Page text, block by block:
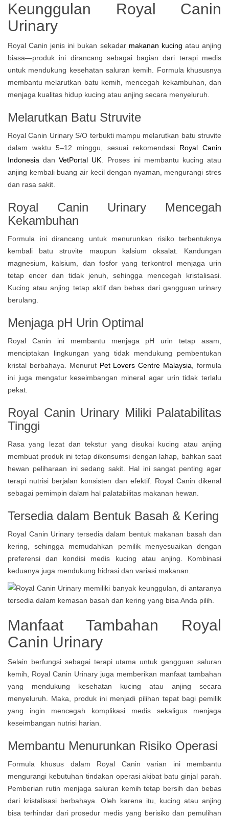
Keunggulan Royal Canin
Urinary
Royal Canin jenis ini bukan sekadar makanan kucing atau anjing
biasa—produk ini dirancang sebagai bagian dari terapi medis
untuk mendukung kesehatan saluran kemih. Formula khususnya
membantu melarutkan batu kemih, mencegah kekambuhan, dan
menjaga kualitas hidup kucing atau anjing secara menyeluruh.
Melarutkan Batu Struvite
Royal Canin Urinary S/O terbukti mampu melarutkan batu struvite
dalam waktu 5–12 minggu, sesuai rekomendasi
Royal Canin
Indonesia dan VetPortal UK . Proses ini membantu kucing atau
anjing kembali buang air kecil dengan nyaman, mengurangi stres
dan rasa sakit.
Royal Canin Urinary Mencegah
Kekambuhan
Formula ini dirancang untuk menurunkan risiko terbentuknya
kembali batu struvite maupun kalsium oksalat. Kandungan
magnesium, kalsium, dan fosfor yang terkontrol menjaga urin
tetap encer dan tidak jenuh, sehingga mencegah kristalisasi.
Kucing atau anjing tetap aktif dan bebas dari gangguan urinary
berulang.
Menjaga pH Urin Optimal
Royal Canin ini membantu menjaga pH urin tetap asam,
menciptakan lingkungan yang tidak mendukung pembentukan
kristal berbahaya. Menurut Pet Lovers Centre Malaysia , formula
ini juga mengatur keseimbangan mineral agar urin tidak terlalu
pekat.
Royal Canin Urinary Miliki Palatabilitas
Tinggi
Rasa yang lezat dan tekstur yang disukai kucing atau anjing
membuat produk ini tetap dikonsumsi dengan lahap, bahkan saat
hewan peliharaan ini sedang sakit. Hal ini sangat penting agar
terapi nutrisi berjalan konsisten dan efektif. Royal Canin dikenal
sebagai pemimpin dalam hal palatabilitas makanan hewan.
Tersedia dalam Bentuk Basah & Kering
Royal Canin Urinary tersedia dalam bentuk makanan basah dan
kering, sehingga memudahkan pemilik menyesuaikan dengan
preferensi dan kondisi medis kucing atau anjing. Kombinasi
keduanya juga mendukung hidrasi dan variasi makanan.
Manfaat Tambahan Royal
Canin Urinary
Selain berfungsi sebagai terapi utama untuk gangguan saluran
kemih, Royal Canin Urinary juga memberikan manfaat tambahan
yang mendukung kesehatan kucing atau anjing secara
menyeluruh. Maka, produk ini menjadi pilihan tepat bagi pemilik
yang ingin mencegah komplikasi medis sekaligus menjaga
keseimbangan nutrisi harian.
Membantu Menurunkan Risiko Operasi
Formula khusus dalam Royal Canin varian ini membantu
mengurangi kebutuhan tindakan operasi akibat batu ginjal parah.
Pemberian rutin menjaga saluran kemih tetap bersih dan bebas
dari kristalisasi berbahaya. Oleh karena itu, kucing atau anjing
bisa terhindar dari prosedur medis yang berisiko dan pemulihan